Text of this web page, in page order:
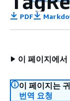
PDF
이 페이지에서
이 페이지는
번역 요청